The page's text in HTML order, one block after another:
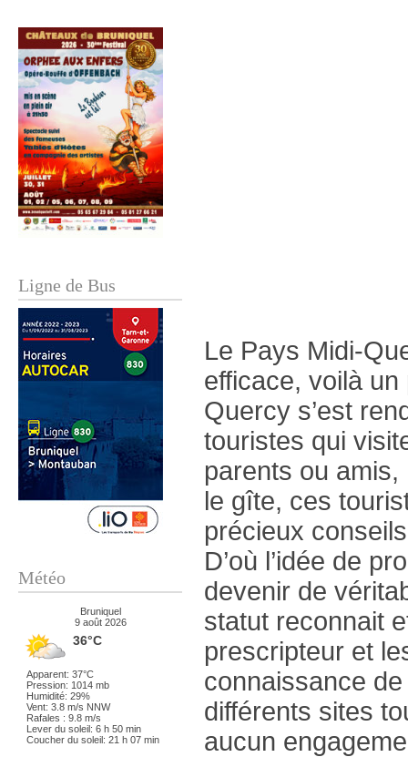
Ligne de Bus
Météo
Bruniquel
9 août 2026
36°C
Apparent: 37°C
Pression: 1014 mb
Humidité: 29%
Vent: 3.8 m/s NNW
Rafales : 9.8 m/s
Lever du soleil: 6 h 50 min
Coucher du soleil: 21 h 07 min
Le Pays Midi-
efficace, voilà
Quercy s’est
touristes qui
parents ou
le gîte, ces
précieux
D’où l’idée de
devenir de
statut reconnait
prescripteur et
connaissance
différents sites
aucun